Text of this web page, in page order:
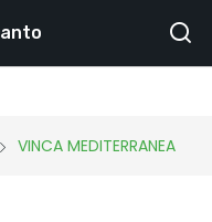
VINCA MEDITERRANEA